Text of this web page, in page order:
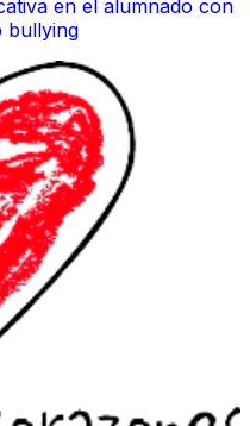
en el alumnado con
bullying